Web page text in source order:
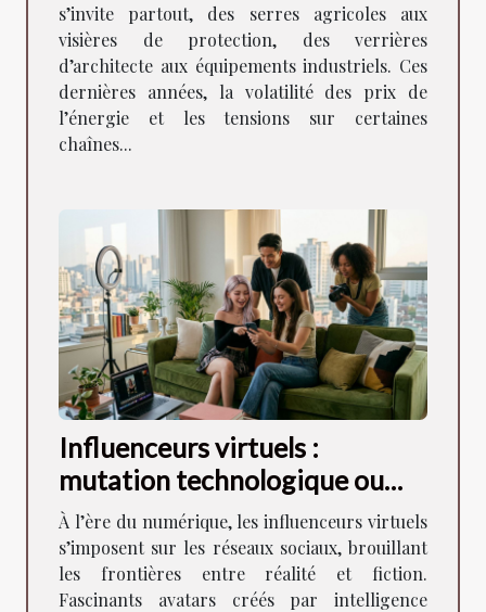
s’invite partout, des serres agricoles aux
visières de protection, des verrières
d’architecte aux équipements industriels. Ces
dernières années, la volatilité des prix de
l’énergie et les tensions sur certaines
chaînes...
Influenceurs virtuels :
mutation technologique ou
miroir des tendances lifestyle
?
À l’ère du numérique, les influenceurs virtuels
s’imposent sur les réseaux sociaux, brouillant
les frontières entre réalité et fiction.
Fascinants avatars créés par intelligence